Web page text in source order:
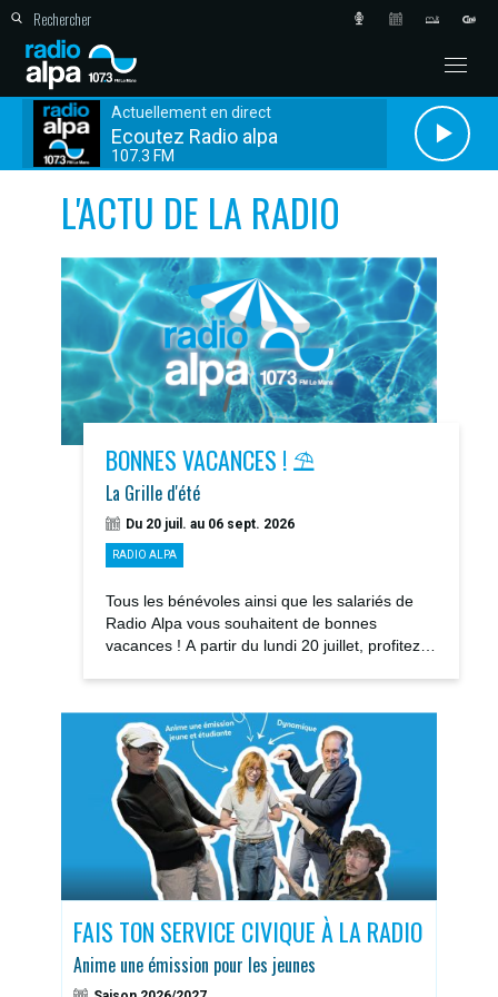
Actuellement en direct
Ecoutez Radio alpa
107.3 FM
L'ACTU DE LA RADIO
BONNES VACANCES ! ⛱️
La Grille d'été
Du 20 juil. au 06 sept. 2026
RADIO ALPA
Tous les bénévoles ainsi que les salariés de
Radio Alpa vous souhaitent de bonnes
vacances ! A partir du lundi 20 juillet, profitez
FAIS TON SERVICE CIVIQUE À LA RADIO
Anime une émission pour les jeunes